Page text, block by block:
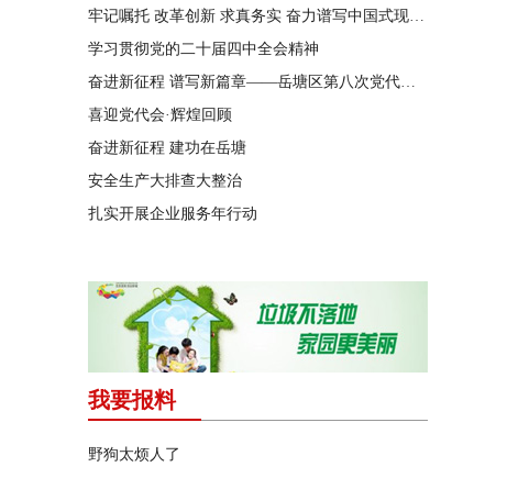
牢记嘱托 改革创新 求真务实 奋力谱写中国式现代化湖南篇章
学习贯彻党的二十届四中全会精神
奋进新征程 谱写新篇章——岳塘区第八次党代会特别报道
喜迎党代会·辉煌回顾
奋进新征程 建功在岳塘
安全生产大排查大整治
扎实开展企业服务年行动
我要报料
野狗太烦人了